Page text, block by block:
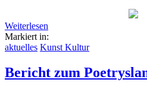
Weiterlesen
Markiert in:
aktuelles Kunst Kultur
Bericht zum